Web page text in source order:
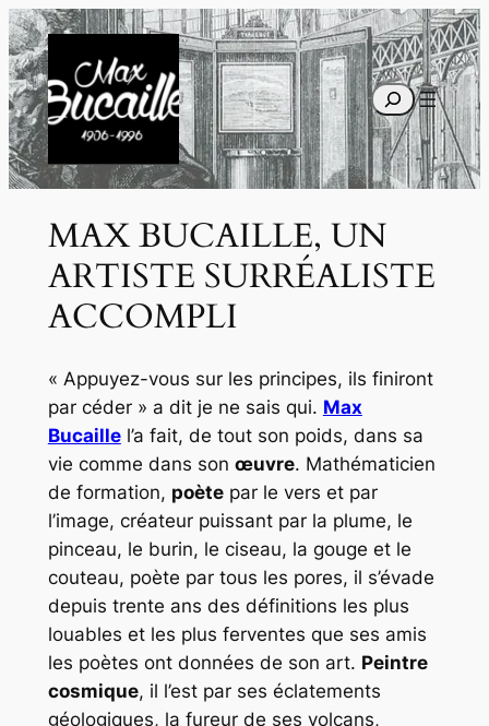
Recherche
Sculptures
MAX BUCAILLE, UN
ARTISTE SURRÉALISTE
ACCOMPLI
« Appuyez-vous sur les principes, ils finiront
par céder » a dit je ne sais qui. Max
Bucaillel’a fait, de tout son poids, dans sa
vie comme dans son œuvre. Mathématicien
de formation, poètepar le vers et par
l’image, créateur puissant par la plume, le
pinceau, le burin, le ciseau, la gouge et le
couteau, poète par tous les pores, il s’évade
depuis trente ans des définitions les plus
louables et les plus ferventes que ses amis
les poètes ont données de son art. Peintre
cosmique, il l’est par ses éclatements
géologiques, la fureur de ses volcans,